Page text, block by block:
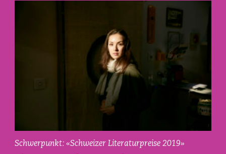
Elisa
Schwerpunkt: «Schweizer Literaturpreise 2019»